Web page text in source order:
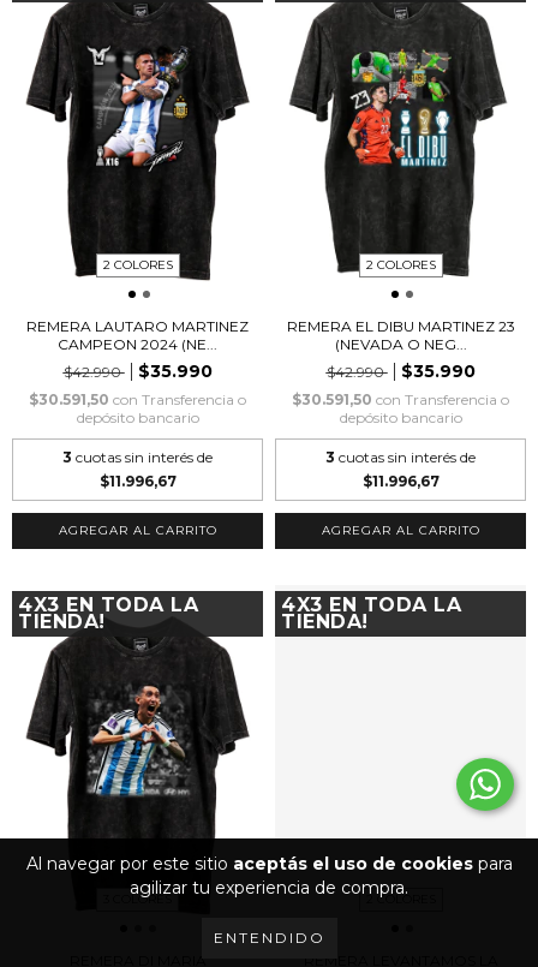
Al navegar por este sitio aceptás el uso de cookiespara
agilizar tu experiencia de compra.
ENTENDIDO
2 COLORES
REMERA LAUTARO MARTINEZ
CAMPEON 2024 (NE...
$42.990
$35.990
$30.591,50 con Transferencia o
depósito bancario
3 cuotas sin interés de
$11.996,67
AGREGAR AL CARRITO
2 COLORES
REMERA EL DIBU MARTINEZ 23
(NEVADA O NEG...
$42.990
$35.990
$30.591,50 con Transferencia o
depósito bancario
3 cuotas sin interés de
$11.996,67
AGREGAR AL CARRITO
4X3 EN TODA LA
TIENDA!
3 COLORES
REMERA DI MARIA
4X3 EN TODA LA
TIENDA!
2 COLORES
REMERA LEVANTAMOS LA